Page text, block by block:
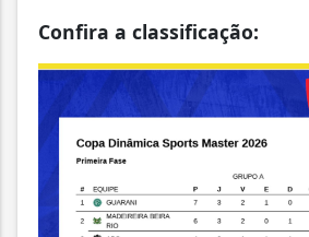
Confira a classificação: